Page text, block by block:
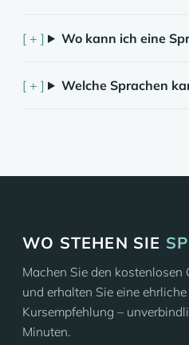
Wo kann ich eine
Welche Sprachen
WO STEHEN SIE
Machen Sie den
und erhalten Sie eine
Kursempfehlung –
Minuten.